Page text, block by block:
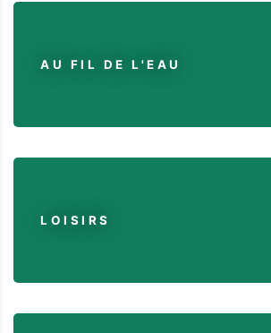
AU FIL DE L'EAU
LOISIRS